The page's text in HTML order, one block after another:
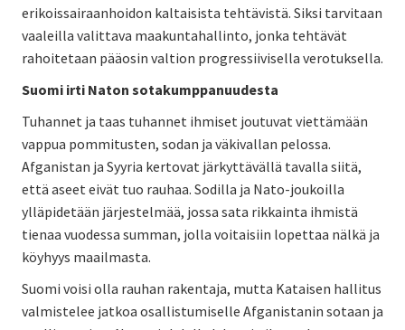
erikoissairaanhoidon kaltaisista tehtävistä. Siksi tarvitaan
vaaleilla valittava maakuntahallinto, jonka tehtävät
rahoitetaan pääosin valtion progressiivisella verotuksella.
Suomi irti Naton sotakumppanuudesta
Tuhannet ja taas tuhannet ihmiset joutuvat viettämään
vappua pommitusten, sodan ja väkivallan pelossa.
Afganistan ja Syyria kertovat järkyttävällä tavalla siitä,
että aseet eivät tuo rauhaa. Sodilla ja Nato-joukoilla
ylläpidetään järjestelmää, jossa sata rikkainta ihmistä
tienaa vuodessa summan, jolla voitaisiin lopettaa nälkä ja
köyhyys maailmasta.
Suomi voisi olla rauhan rakentaja, mutta Kataisen hallitus
valmistelee jatkoa osallistumiselle Afganistanin sotaan ja